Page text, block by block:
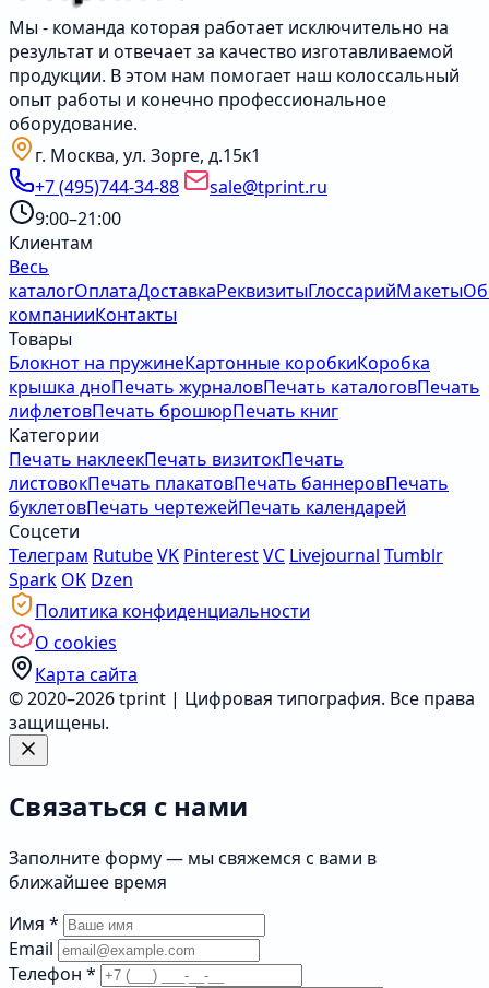
Мы - команда которая работает исключительно на
результат и отвечает за качество изготавливаемой
продукции. В этом нам помогает наш колоссальный
опыт работы и конечно профессиональное
оборудование.
г. Москва, ул. Зорге, д.15к1
+7 (495)744-34-88
sale@tprint.ru
9:00–21:00
Клиентам
Весь
каталогОплатаДоставкаРеквизитыГлоссарийМакеты
компанииКонтакты
Товары
Блокнот на пружинеКартонные коробкиКоробка
крышка дноПечать журналовПечать каталоговПечать
лифлетовПечать брошюрПечать книг
Категории
Печать наклеекПечать визитокПечать
листовокПечать плакатовПечать баннеровПечать
буклетовПечать чертежейПечать календарей
Соцсети
Телеграм RutubeVK PinterestVC Livejournal Tumblr
Spark OK Dzen
Политика конфиденциальности
О cookies
Карта сайта
© 2020–2026 tprint | Цифровая типография. Все права
защищены.
Связаться с нами
Заполните форму — мы свяжемся с вами в
ближайшее время
Имя *
Email
Телефон *